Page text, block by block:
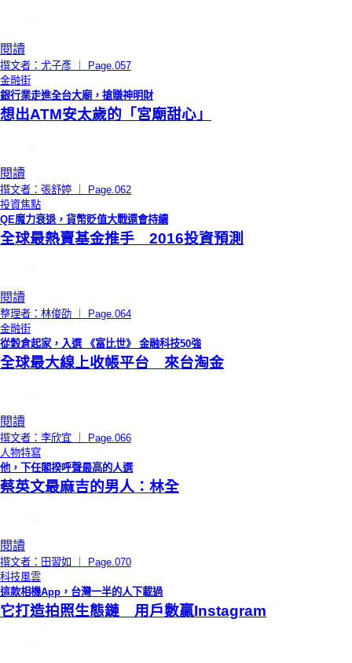
閱讀
撰文者：尤子彥 ｜ Page.057
金融街
銀行業走進全台大廟，搶賺神明財
想出ATM安太歲的「宮廟甜心」
閱讀
撰文者：張舒婷 ｜ Page.062
投資焦點
QE魔力衰退，貨幣貶值大戰還會持續
全球最熱賣基金推手 2016投資預測
閱讀
整理者：林俊劭 ｜ Page.064
金融街
從穀倉起家，入選 《富比世》 金融科技50強
全球最大線上收帳平台 來台淘金
閱讀
撰文者：李欣宜 ｜ Page.066
人物特寫
他，下任閣揆呼聲最高的人選
蔡英文最麻吉的男人：林全
閱讀
撰文者：田習如 ｜ Page.070
科技風雲
這款相機App，台灣一半的人下載過
它打造拍照生態鏈 用戶數贏Instagram